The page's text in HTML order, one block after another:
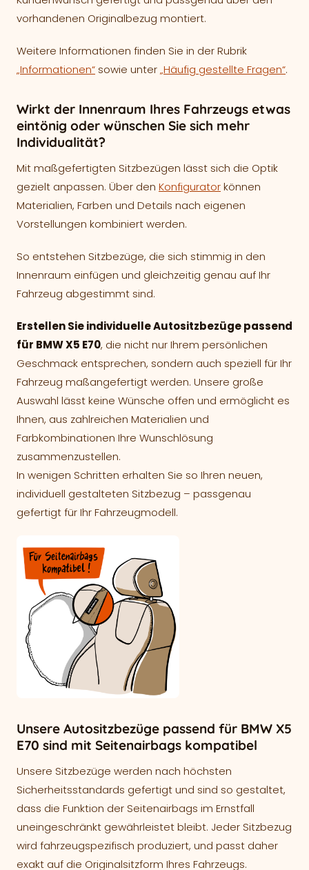
vorhandenen Originalbezug montiert.
Weitere Informationen finden Sie in der Rubrik
„Informationen“ sowie unter„Häufig gestellte Fragen“.
Wirkt der Innenraum Ihres Fahrzeugs etwas
eintönig oder wünschen Sie sich mehr
Individualität?
Mit maßgefertigten Sitzbezügen lässt sich die Optik
gezielt anpassen. Über den Konfiguratorkönnen
Materialien, Farben und Details nach eigenen
Vorstellungen kombiniert werden.
So entstehen Sitzbezüge, die sich stimmig in den
Innenraum einfügen und gleichzeitig genau auf Ihr
Fahrzeug abgestimmt sind.
Erstellen Sie individuelle Autositzbezüge passend
für BMW X5 E70, die nicht nur Ihrem persönlichen
Geschmack entsprechen, sondern auch speziell für Ihr
Fahrzeug maßangefertigt werden. Unsere große
Auswahl lässt keine Wünsche offen und ermöglicht es
Ihnen, aus zahlreichen Materialien und
Farbkombinationen Ihre Wunschlösung
zusammenzustellen.
In wenigen Schritten erhalten Sie so Ihren neuen,
individuell gestalteten Sitzbezug – passgenau
gefertigt für Ihr Fahrzeugmodell.
Unsere Autositzbezüge passend für BMW X5
E70 sind mit Seitenairbags kompatibel
Unsere Sitzbezüge werden nach höchsten
Sicherheitsstandards gefertigt und sind so gestaltet,
dass die Funktion der Seitenairbags im Ernstfall
uneingeschränkt gewährleistet bleibt. Jeder Sitzbezug
wird fahrzeugspezifisch produziert, und passt daher
exakt auf die Originalsitzform Ihres Fahrzeugs.